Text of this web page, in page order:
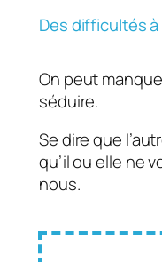
Des difficultés à
On peut
séduire.
Se dire que
qu’il ou elle ne
nous.